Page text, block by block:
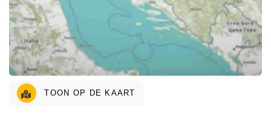
TOON OP DE KAART